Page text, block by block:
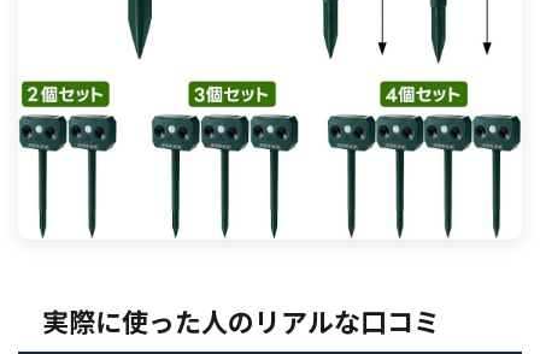
実際に使った人のリアルな口コミ